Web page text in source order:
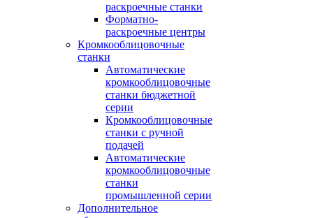
раскроечные станки
Форматно-
раскроечные центры
Кромкооблицовочные
станки
Автоматические
кромкооблицовочные
станки бюджетной
серии
Кромкооблицовочные
станки с ручной
подачей
Автоматические
кромкооблицовочные
станки
промышленной серии
Дополнительное